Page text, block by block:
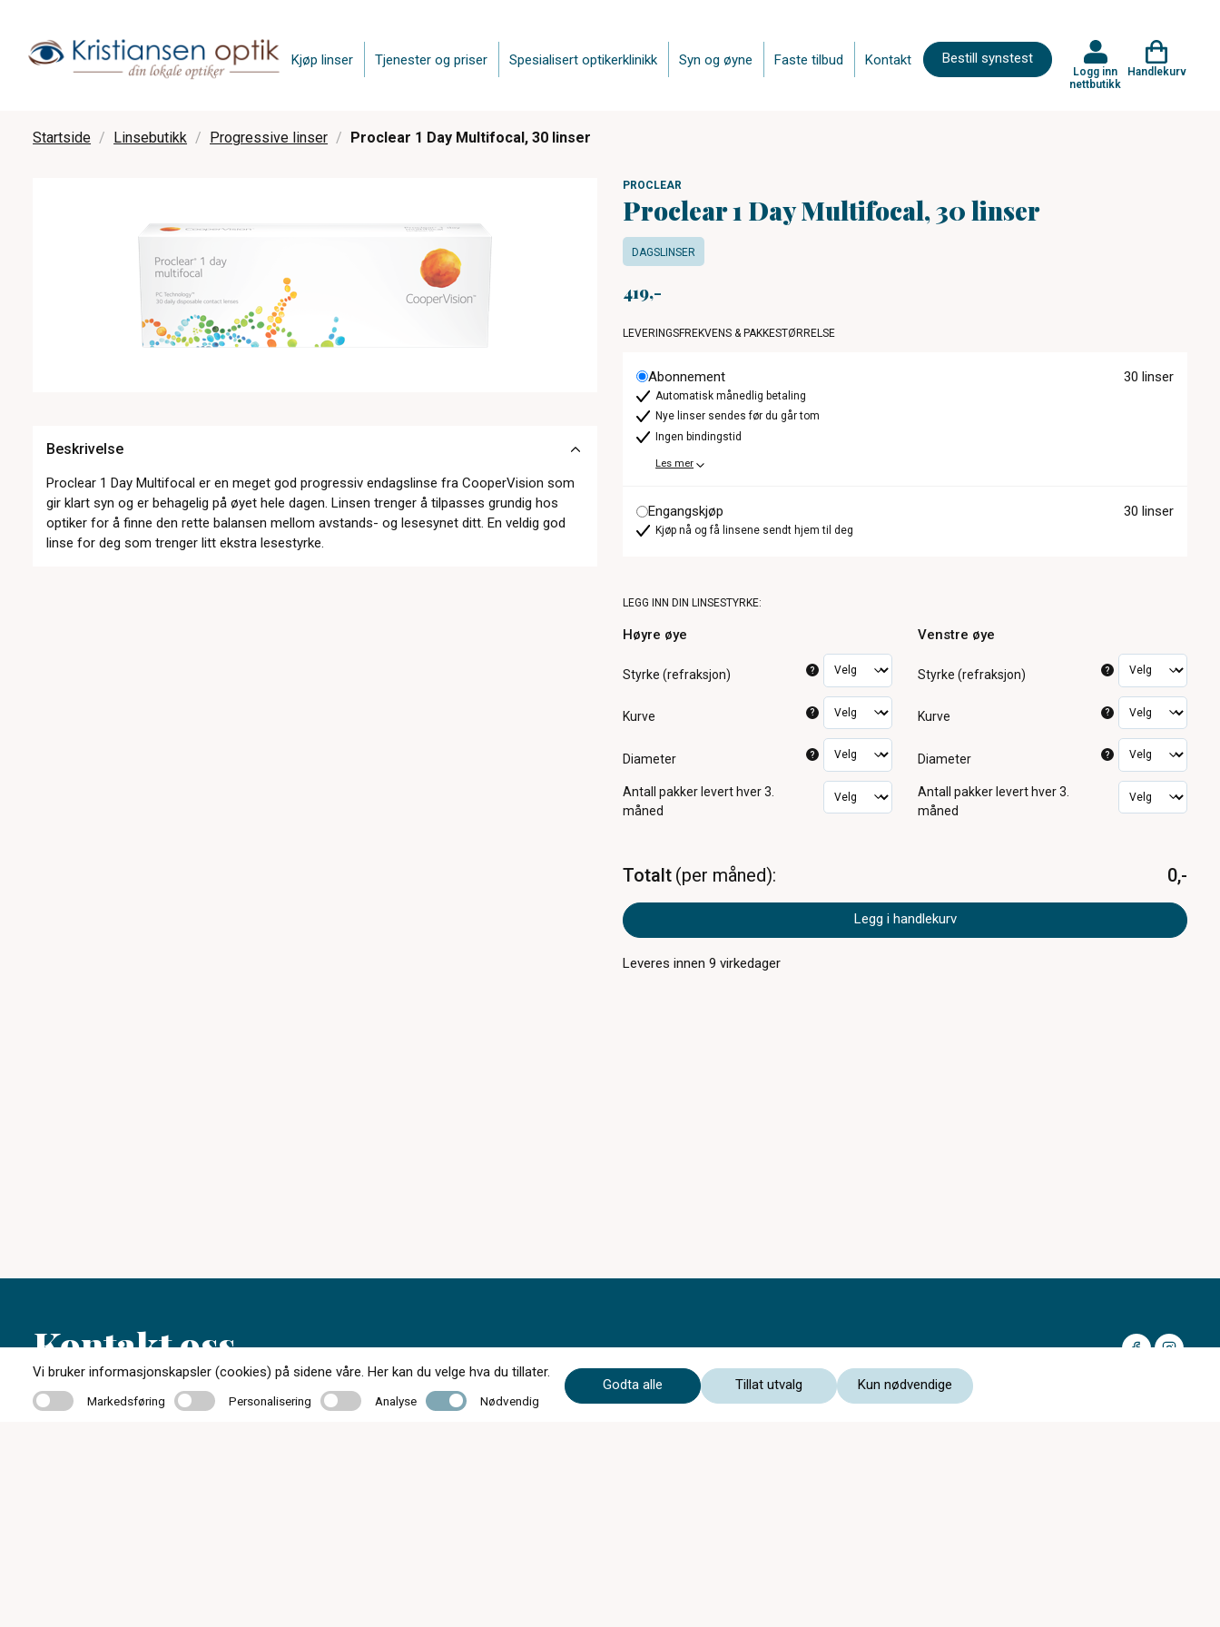
Bestill synstest
Kjøp linser Tjenester og priser Spesialisert optikerklinikk Syn og øyne Faste tilbud Kontakt
Logg inn
nettbutikk
Handlekurv
Startside Linsebutikk Progressive linser Proclear 1 Day Multifocal, 30 linser
Beskrivelse
Proclear 1 Day Multifocal er en meget god progressiv endagslinse fra CooperVision som
gir klart syn og er behagelig på øyet hele dagen. Linsen trenger å tilpasses grundig hos
optiker for å finne den rette balansen mellom avstands- og lesesynet ditt. En veldig god
linse for deg som trenger litt ekstra lesestyrke.
PROCLEAR
Proclear 1 Day Multifocal, 30 linser
DAGSLINSER
419
LEVERINGSFREKVENS & PAKKESTØRRELSE
Abonnement 30 linser
Automatisk månedlig betaling
Nye linser sendes før du går tom
Ingen bindingstid
Les mer
Engangskjøp 30 linser
Kjøp nå og få linsene sendt hjem til deg
LEGG INN DIN LINSESTYRKE:
Høyre øye
Styrke (refraksjon) ?
Kurve ?
Diameter ?
Antall pakker levert hver 3.
måned
Venstre øye
Styrke (refraksjon) ?
Kurve ?
Diameter ?
Antall pakker levert hver 3.
måned
Totalt per måned 0,-
Legg i handlekurv
Leveres innen9 virkedager
Kontakt oss
33 46 36 60
Vi bruker informasjonskapsler (cookies) på sidene våre. Her kan du velge hva du tillater.
MarkedsføringMarkedsføring PersonaliseringPersonalisering Analyse Analyse Nødvendig Nødvendig
Godta alle Tillat utvalg Kun nødvendige